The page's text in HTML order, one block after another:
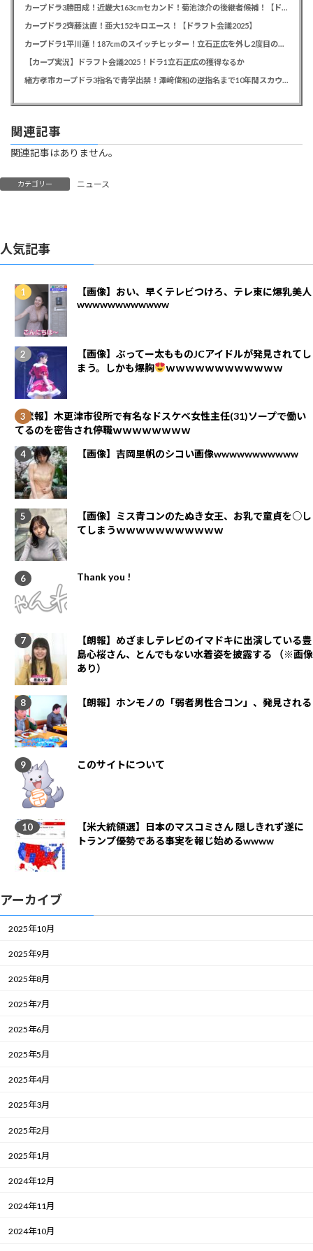
カープドラ3勝田成！近畿大163cmセカンド！菊池涼介の後継者候補！【ドラフト会議2025】
カープドラ2齊藤汰直！亜大152キロエース！【ドラフト会議2025】
カープドラ1平川蓮！187cmのスイッチヒッター！立石正広を外し2度目の重複も新井監督がクジを引き当てる！【ドラフト会議2025】
【カープ実況】ドラフト会議2025！ドラ1立石正広の獲得なるか
緒方孝市カープドラ3指名で青学出禁！澤﨑俊和の逆指名まで10年間スカウト出禁
関連記事
関連記事はありません。
カテゴリー ニュース
人気記事
【画像】おい、早くテレビつけろ、テレ東に爆乳美人
wwwwwwwwwwww
【画像】ぶってー太もものJCアイドルが発見されてし
まう。しかも爆胸
ｗｗｗｗｗｗｗｗｗｗｗｗ
【悲報】木更津市役所で有名なドスケベ女性主任(31)ソープで働い
てるのを密告され停職ｗｗｗｗｗｗｗｗ
【画像】吉岡里帆のシコい画像wwwwwwwwwww
【画像】ミス青コンのたぬき女王、お乳で童貞を○し
てしまうｗｗｗｗｗｗｗｗｗｗｗ
Thank you !
【朗報】めざましテレビのイマドキに出演している豊
島心桜さん、とんでもない水着姿を披露する （※画像
あり）
【朗報】ホンモノの「弱者男性合コン」、発見される
このサイトについて
【米大統領選】日本のマスコミさん 隠しきれず遂に
トランプ優勢である事実を報じ始めるwwww
アーカイブ
2025年10月
2025年9月
2025年8月
2025年7月
2025年6月
2025年5月
2025年4月
2025年3月
2025年2月
2025年1月
2024年12月
2024年11月
2024年10月